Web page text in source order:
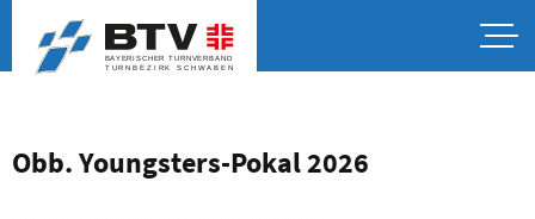
Obb. Youngsters-Pokal 2026